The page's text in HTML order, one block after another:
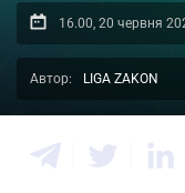
16.00, 20 червня
Автор: LIGA ZAKON